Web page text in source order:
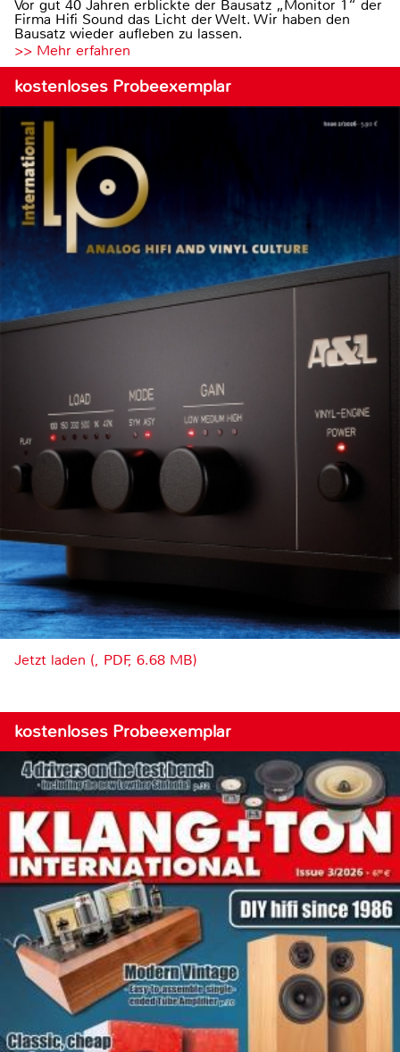
Vor gut 40 Jahren erblickte der Bausatz „Monitor 1“ der
Firma Hifi Sound das Licht der Welt. Wir haben den
Bausatz wieder aufleben zu lassen.
>> Mehr erfahren
kostenloses Probeexemplar
Jetzt laden (, PDF, 6.68 MB)
kostenloses Probeexemplar